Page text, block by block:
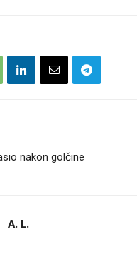
nakon golčine
A. L.